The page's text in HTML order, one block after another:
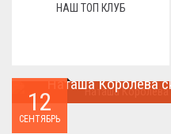
НАШ ТОП КЛУБ
12
СЕНТЯБРЬ
Наташа Королева